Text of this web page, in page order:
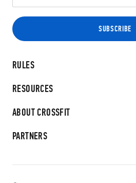
RULES
RESOURCES
ABOUT CROSSFIT
PARTNERS